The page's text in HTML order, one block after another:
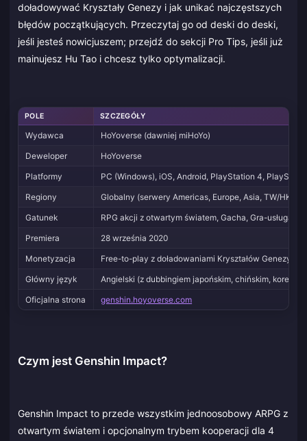
doładowywać Kryształy Genezy i jak unikać najczęstszych
błędów początkujących. Przeczytaj go od deski do deski,
jeśli jesteś nowicjuszem; przejdź do sekcji Pro Tips, jeśli już
mainujesz Hu Tao i chcesz tylko optymalizacji.
POLE SZCZEGÓŁY
Wydawca
HoYoverse (dawniej miHoYo)
Deweloper
HoYoverse
Platformy
PC (Windows), iOS, Android, PlayStation 4,
Regiony
Globalny (serwery Americas, Europe, Asia, TW/HK/
Gatunek
RPG akcji z otwartym światem, Gacha, Gra-usługa
Premiera
28 września 2020
Monetyzacja
Free-to-play z doładowaniami Kryształów Genezy
Główny język
Angielski (z dubbingiem japońskim, chińskim,
Oficjalna strona
genshin.hoyoverse.com
Czym jest Genshin Impact?
Genshin Impact to przede wszystkim jednoosobowy ARPG z
otwartym światem i opcjonalnym trybem kooperacji dla 4